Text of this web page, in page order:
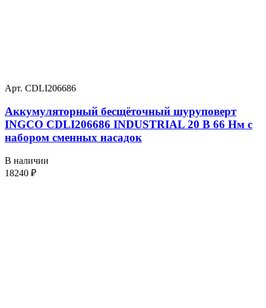
Арт. CDLI206686
Аккумуляторный бесщёточный шуруповерт
INGCO CDLI206686 INDUSTRIAL 20 В 66 Нм с
набором сменных насадок
В наличии
18240 ₽